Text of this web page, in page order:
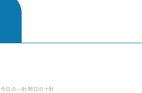
今日の一針 明日の十針